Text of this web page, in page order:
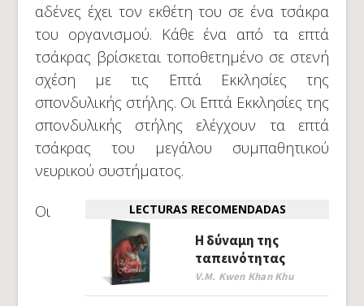
αδένες έχει τον εκθέτη του σε ένα τσάκρα
του οργανισμού. Κάθε ένα από τα επτά
τσάκρας βρίσκεται τοποθετημένο σε στενή
σχέση με τις Επτά Εκκλησίες της
σπονδυλικής στήλης. Οι Επτά Εκκλησίες της
σπονδυλικής στήλης ελέγχουν τα επτά
τσάκρας του μεγάλου συμπαθητικού
νευρικού συστήματος.
LECTURAS RECOMENDADAS
Η δύναμη της
ταπεινότητας
V.M. Kwen Khan Khu
Οι